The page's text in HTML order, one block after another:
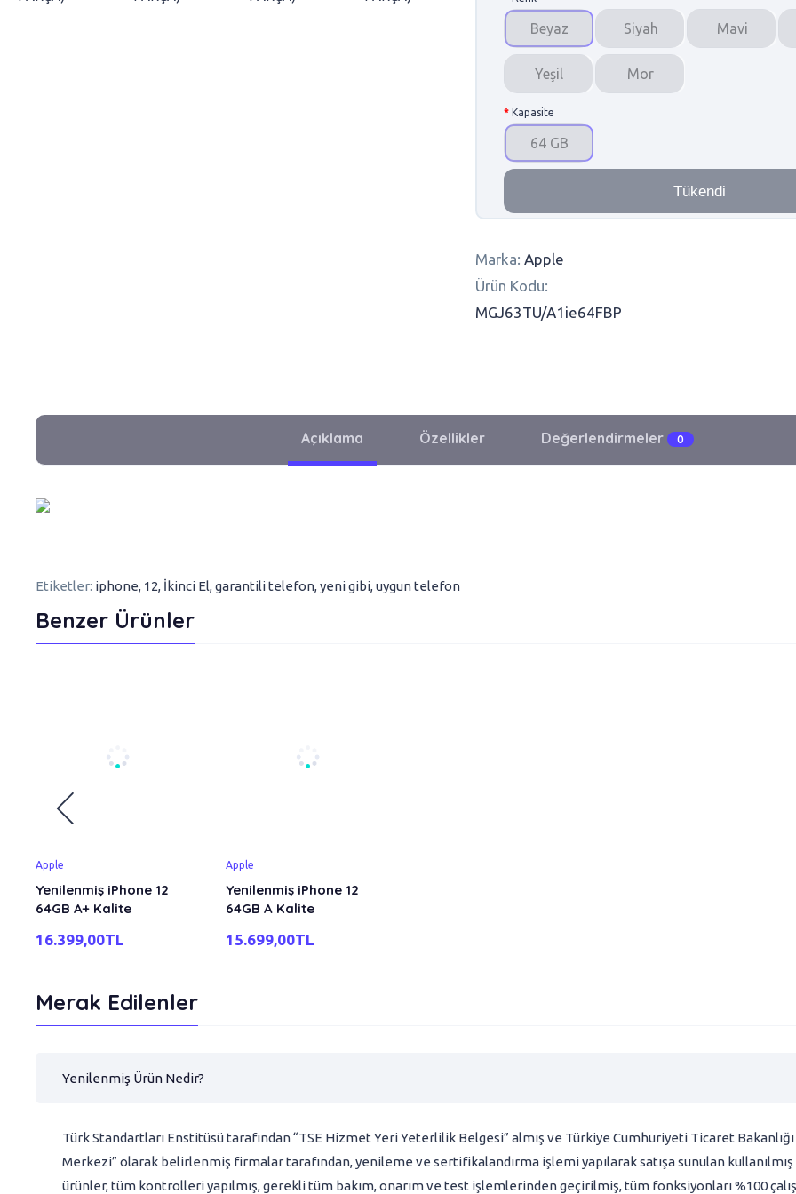
Beyaz Siyah Mavi
Yeşil Mor
Kapasite
64 GB
Tükendi
Marka: Apple
Ürün Kodu:
MGJ63TU/A1ie64FBP
Açıklama Özellikler Değerlendirmeler 0
Etiketler: iphone, 12, İkinci El,garantili telefon,yeni gibi,uygun telefon
Benzer Ürünler
Apple
Yenilenmiş iPhone 12
64GB A+ Kalite
16.399,00TL
Apple
Yenilenmiş iPhone 12
64GB A Kalite
15.699,00TL
Merak Edilenler
Yenilenmiş Ürün Nedir?
Türk Standartları Enstitüsü tarafından “TSE Hizmet Yeri Yeterlilik Belgesi” almış ve Türkiye Cumhuriyeti Ticaret
Merkezi” olarak belirlenmiş firmalar tarafından, yenileme ve sertifikalandırma işlemi yapılarak satışa sunulan
ürünler, tüm kontrolleri yapılmış, gerekli tüm bakım, onarım ve test işlemlerinden geçirilmiş, tüm fonksiyonları %100